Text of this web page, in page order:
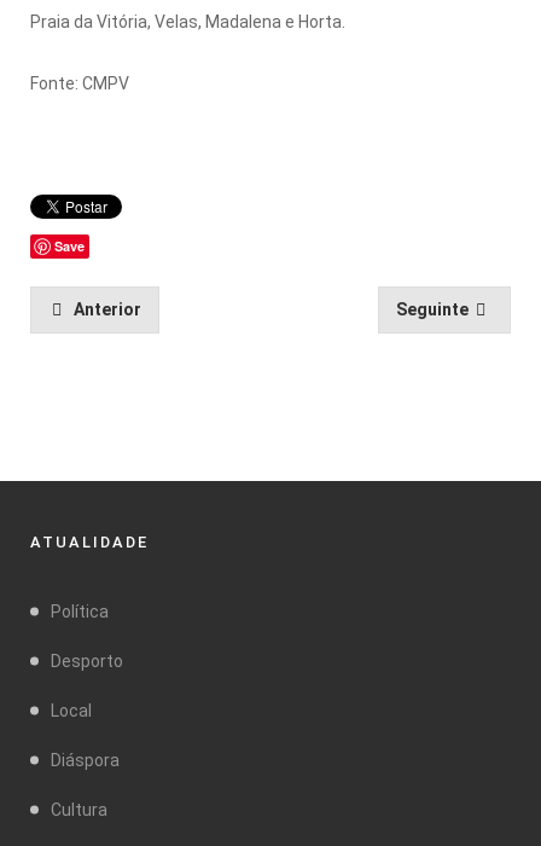
Praia da Vitória, Velas, Madalena e Horta.
Fonte: CMPV
Save
Anterior Seguinte
ATUALIDADE
Política
Desporto
Local
Diáspora
Cultura